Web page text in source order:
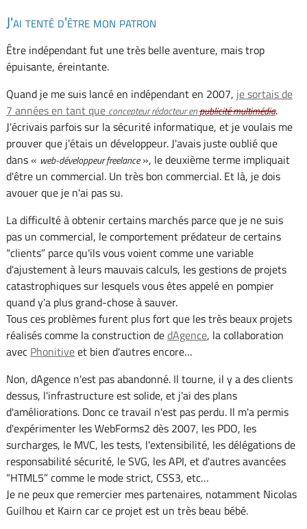
J'ai tenté d'être mon patron
Être indépendant fut une très belle aventure, mais trop
épuisante, éreintante.
Quand je me suis lancé en indépendant en 2007, je sortais de
7 années en tant que concepteur rédacteur enpublicitémultimédia.
J'écrivais parfois sur la sécurité informatique, et je voulais me
prouver que j'étais un développeur. J'avais juste oublié que
dans « web-développeur freelance», le deuxième terme impliquait
d'être un commercial. Un très bon commercial. Et là, je dois
avouer que je n'ai pas su.
La difficulté à obtenir certains marchés parce que je ne suis
pas un commercial, le comportement prédateur de certains
“clients” parce qu'ils vous voient comme une variable
d'ajustement à leurs mauvais calculs, les gestions de projets
catastrophiques sur lesquels vous êtes appelé en pompier
quand y'a plus grand-chose à sauver.
Tous ces problèmes furent plus fort que les très beaux projets
réalisés comme la construction dedAgence, la collaboration
avec Phonitiveet bien d'autres encore…
Non, dAgence n'est pas abandonné. Il tourne, il y a des clients
dessus, l'infrastructure est solide, et j'ai des plans
d'améliorations. Donc ce travail n'est pas perdu. Il m'a permis
d'expérimenter les WebForms2 dès 2007, les PDO, les
surcharges, le MVC, les tests, l'extensibilité, les délégations de
responsabilité sécurité, le SVG, les API, et d'autres avancées
“HTML5” comme le mode strict, CSS3, etc…
Je ne peux que remercier mes partenaires, notamment Nicolas
Guilhou et Kairn car ce projet est un très beau bébé.